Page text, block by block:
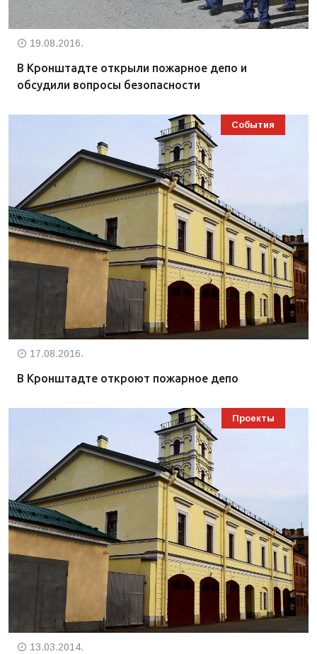
19.08.2016.
В Кронштадте открыли пожарное депо и
обсудили вопросы безопасности
События
17.08.2016.
В Кронштадте откроют пожарное депо
Проекты
13.03.2014.